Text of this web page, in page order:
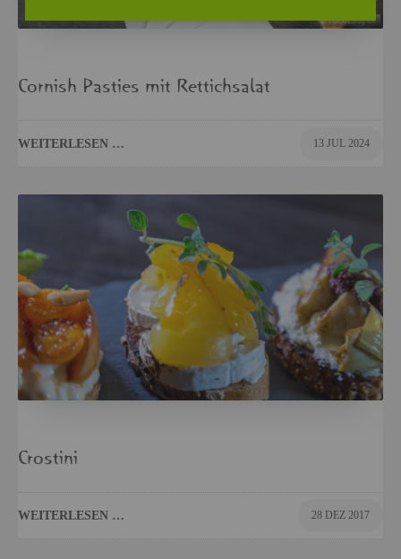
Cor­nish Pa­s­ties mit Ret­tich­sa­lat
WEI­TER­LE­SEN … 13 JUL 2024
Crosti­ni
WEI­TER­LE­SEN … 28 DEZ 2017